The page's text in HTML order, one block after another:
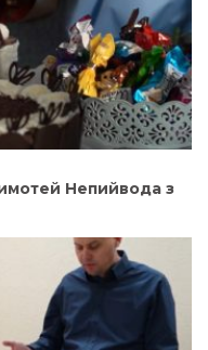
Непийвода з